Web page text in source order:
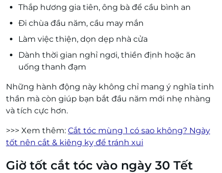
Thắp hương gia tiên, ông bà để cầu bình an
Đi chùa đầu năm, cầu may mắn
Làm việc thiện, dọn dẹp nhà cửa
Dành thời gian nghỉ ngơi, thiền định hoặc ăn
uống thanh đạm
Những hành động này không chỉ mang ý nghĩa tinh
thần mà còn giúp bạn bắt đầu năm mới nhẹ nhàng
và tích cực hơn.
>>> Xem thêm: Cắt tóc mùng 1 có sao không? Ngày
tốt nên cắt & kiêng kỵ để tránh xui
Giờ tốt cắt tóc vào ngày 30 Tết